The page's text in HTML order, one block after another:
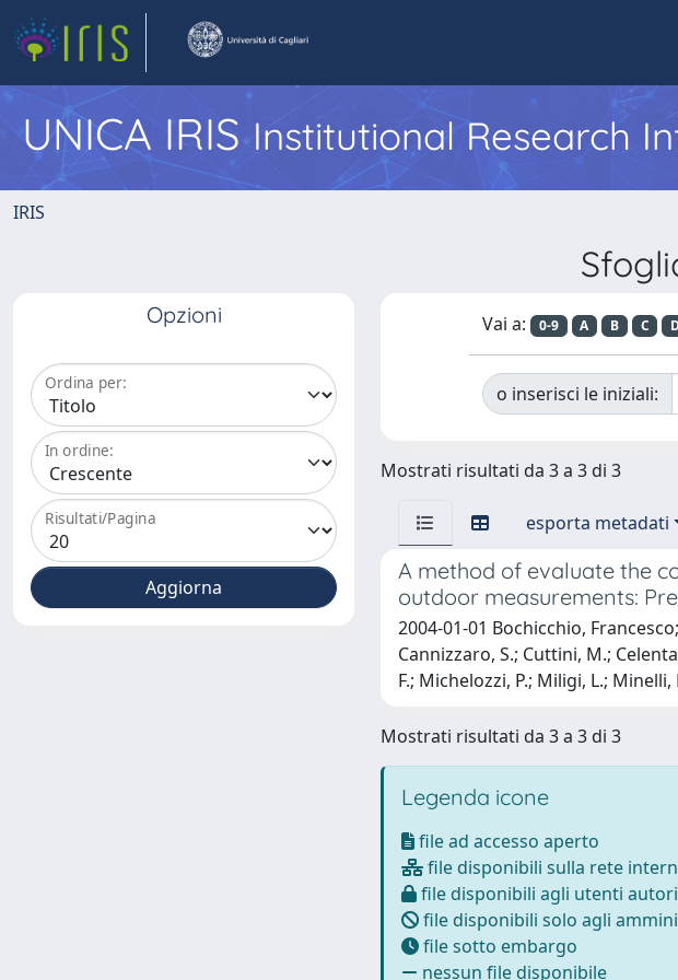
UNICA IRISInstitutional Research
IRIS
Opzioni
Ordina per:
In ordine:
Risultati/Pagina
Vai a: 0-9 A B C
o inserisci le iniziali:
Mostrati risultati da 3 a 3 di 3
esporta metadati
A method of evaluate the
outdoor measurements:
2004-01-01 Bochicchio,
Cannizzaro, S.; Cuttini, M.;
F.; Michelozzi, P.; Miligi, L.; Minelli,
Mostrati risultati da 3 a 3 di 3
Legenda icone
file ad accesso aperto
file disponibili sulla rete
file disponibili agli utenti
file disponibili solo agli
file sotto embargo
nessun file disponibile